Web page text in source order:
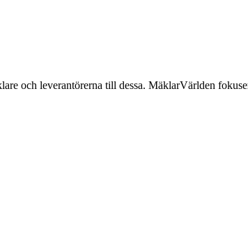
och leverantörerna till dessa. MäklarVärlden